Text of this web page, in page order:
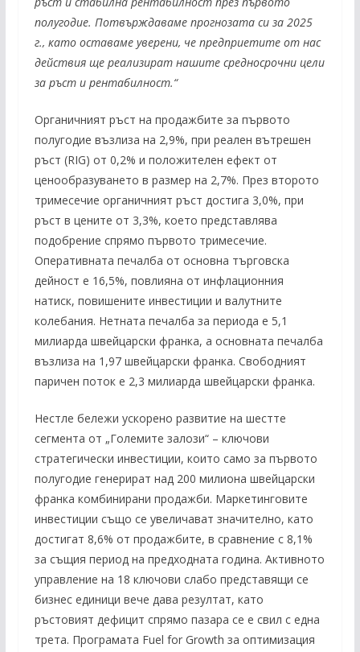
полугодие. Потвърждаваме прогнозата си за 2025
г., като оставаме уверени, че предприетите от нас
действия ще реализират нашите средносрочни цели
за ръст и рентабилност.“
Органичният ръст на продажбите за първото
полугодие възлиза на 2,9%, при реален вътрешен
ръст (RIG) от 0,2% и положителен ефект от
ценообразуването в размер на 2,7%. През второто
тримесечие органичният ръст достига 3,0%, при
ръст в цените от 3,3%, което представлява
подобрение спрямо първото тримесечие.
Оперативната печалба от основна търговска
дейност е 16,5%, повлияна от инфлационния
натиск, повишените инвестиции и валутните
колебания. Нетната печалба за периода е 5,1
милиарда швейцарски франка, а основната печалба
възлиза на 1,97 швейцарски франка. Свободният
паричен поток е 2,3 милиарда швейцарски франка.
Нестле бележи ускорено развитие на шестте
сегмента от „Големите залози“ – ключови
стратегически инвестиции, които само за първото
полугодие генерират над 200 милиона швейцарски
франка комбинирани продажби. Маркетинговите
инвестиции също се увеличават значително, като
достигат 8,6% от продажбите, в сравнение с 8,1%
за същия период на предходната година. Активното
управление на 18 ключови слабо представящи се
бизнес единици вече дава резултат, като
ръстовият дефицит спрямо пазара се е свил с една
трета. Програмата Fuel for Growth за оптимизация